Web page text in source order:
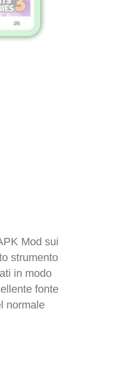
Mod sui
strumento
in modo
fonte
normale